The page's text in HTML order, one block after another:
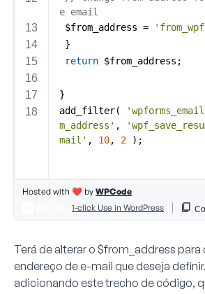
Terá de alterar o $from_address para
endereço de e-mail que deseja
adicionando este trecho de código,